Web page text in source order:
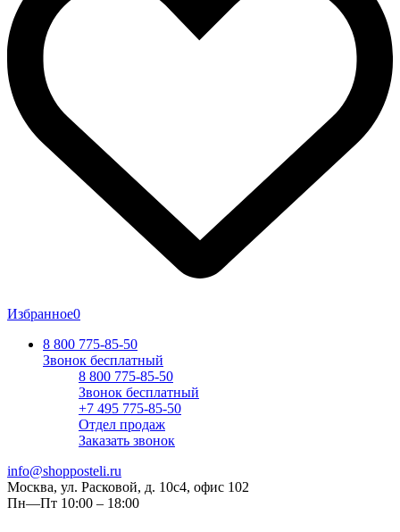
Избранное0
8 800 775-85-50
Звонок бесплатный
8 800 775-85-50
Звонок бесплатный
+7 495 775-85-50
Отдел продаж
Заказать звонок
info@shopposteli.ru
Москва, ул. Расковой, д. 10с4, офис 102
Пн—Пт 10:00 – 18:00